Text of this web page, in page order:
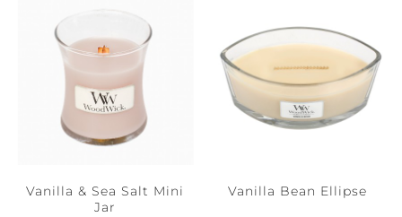
Vanilla & Sea Salt Mini
Jar
Vanilla Bean Ellipse